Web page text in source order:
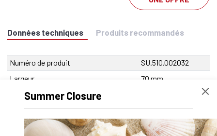
Données techniques Produits recommandés
Numéro de produit
SU.510.002032
Largeur
70 mm
Hauteur
Volume
130340
Désignation produit
SR-OUV-AL 2032
Summer Closure